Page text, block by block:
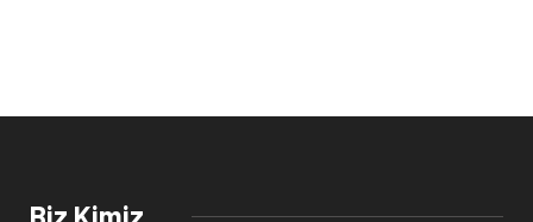
Girasun Görele'de madenlere karşı
31 May 2026 - 15:35